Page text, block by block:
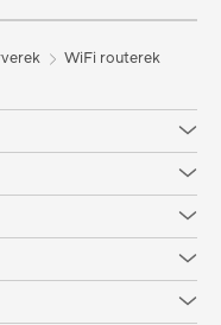
WiFi routerek